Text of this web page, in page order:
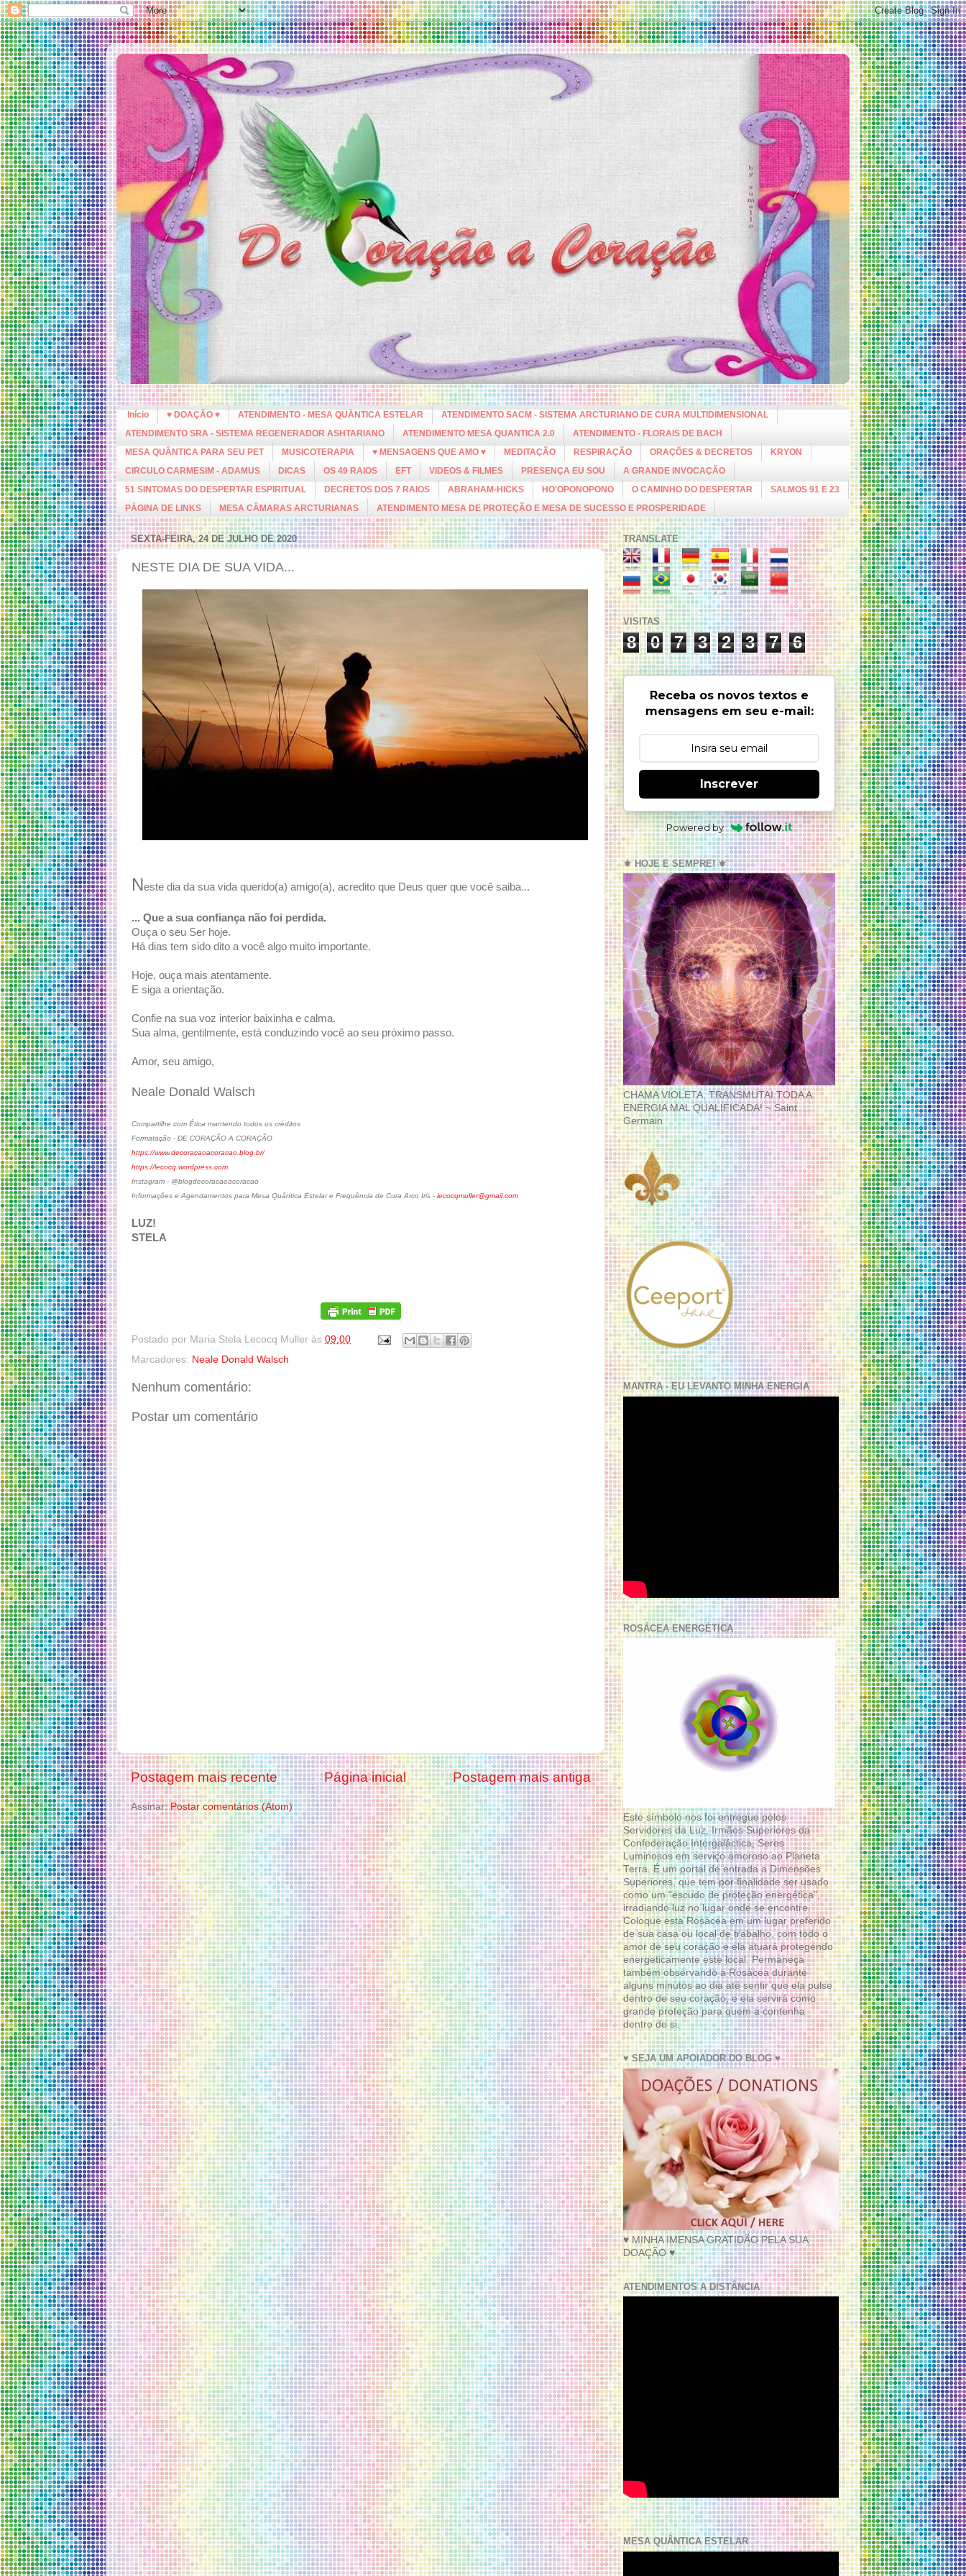
Início ♥ DOAÇÃO ♥ ATENDIMENTO - MESA QUÂNTICA ESTELAR
ATENDIMENTO SACM - SISTEMA ARCTURIANO DE CURA MULTIDIMENSIONAL
ATENDIMENTO SRA - SISTEMA REGENERADOR ASHTARIANO
ATENDIMENTO MESA QUANTICA 2.0
ATENDIMENTO - FLORAIS DE BACH
MESA QUÂNTICA PARA SEU PET
MUSICOTERAPIA ♥ MENSAGENS QUE AMO ♥ MEDITAÇÃO RESPIRAÇÃO ORAÇÕES & DECRETOS
KRYON
CIRCULO CARMESIM - ADAMUS
DICAS OS 49 RAIOS EFT VIDEOS & FILMES PRESENÇA EU SOU
A GRANDE INVOCAÇÃO
51 SINTOMAS DO DESPERTAR ESPIRITUAL
DECRETOS DOS 7 RAIOS ABRAHAM-HICKS HO'OPONOPONO O CAMINHO DO DESPERTAR
SALMOS 91 E 23
PÁGINA DE LINKS
MESA CÂMARAS ARCTURIANAS ATENDIMENTO MESA DE PROTEÇÃO E MESA DE SUCESSO E PROSPERIDADE
SEXTA-FEIRA, 24 DE JULHO DE 2020
NESTE DIA DE SUA VIDA...
Neste dia da sua vida querido(a) amigo(a), acredito que Deus quer que você saiba...
... Que a sua confiança não foi perdida.
Ouça o seu Ser hoje.
Há dias tem sido dito a você algo muito importante.
Hoje, ouça mais atentamente.
E siga a orientação.
Confie na sua voz interior baixinha e calma.
Sua alma, gentilmente, está conduzindo você ao seu próximo passo.
Amor, seu amigo,
Neale Donald Walsch
Compartilhe com Ética mantendo todos os créditos
Formatação - DE CORAÇÃO A CORAÇÃO
https://www.decoracaoacoracao.blog.br/
https://lecocq.wordpress.com
Instagram - @blogdecoracaoacoracao
Informações e Agendamentos para Mesa Quântica Estelar e Frequência de Cura Arco Iris - lecocqmuller@gmail.com
LUZ!
STELA
Postado por Maria Stela Lecocq Muller às 09:00
Marcadores: Neale Donald Walsch
Nenhum comentário:
Postar um comentário
Postagem mais recente Postagem mais antiga
Página inicial
Assinar:Postar comentários (Atom)
TRANSLATE
VISITAS
8 0 7 3 2 3 7 6
Receba os novos textos e
mensagens em seu e-mail:
Inscrever
Powered by
⚜️ HOJE E SEMPRE! ⚜️
CHAMA VIOLETA, TRANSMUTAI TODA A
ENERGIA MAL QUALIFICADA! ~ Saint
Germain
MANTRA - EU LEVANTO MINHA ENERGIA
ROSÁCEA ENERGÉTICA
Este símbolo nos foi entregue pelos
Servidores da Luz, Irmãos Superiores da
Confederação Intergaláctica, Seres
Luminosos em serviço amoroso ao Planeta
Terra. É um portal de entrada a Dimensões
Superiores, que tem por finalidade ser usado
como um “escudo de proteção energética”,
irradiando luz no lugar onde se encontre.
Coloque esta Rosácea em um lugar preferido
de sua casa ou local de trabalho, com todo o
amor de seu coração e ela atuará protegendo
energeticamente este local. Permaneça
também observando a Rosácea durante
alguns minutos ao dia até sentir que ela pulse
dentro de seu coração, e ela servirá como
grande proteção para quem a contenha
dentro de si.
♥ SEJA UM APOIADOR DO BLOG ♥
♥ MINHA IMENSA GRATIDÃO PELA SUA
DOAÇÃO ♥
ATENDIMENTOS A DISTÂNCIA
MESA QUÂNTICA ESTELAR